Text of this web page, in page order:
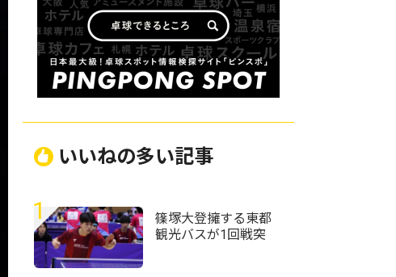
いいねの多い記事
1
篠塚大登擁する東都
観光バスが1回戦突